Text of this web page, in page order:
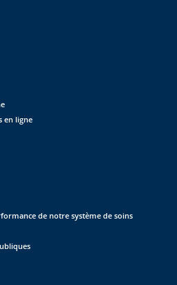
en ligne
de notre système de soins